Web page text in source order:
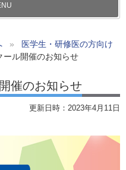
»
医学生・研修医の方向け
ール開催のお知らせ
催のお知らせ
更新日時：2023年4月11日